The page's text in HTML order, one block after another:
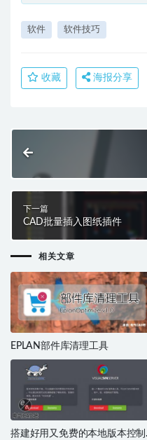
软件 软件技巧
收藏 海报分享
下一篇
CAD批量插入图纸插件
相关文章
EPLAN部件库清理工具
搭建好用又免费的本地版本控制